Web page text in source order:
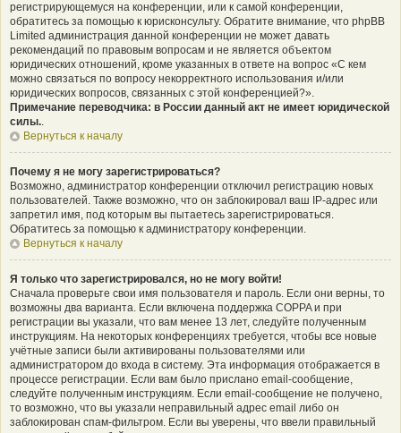
регистрирующемуся на конференции, или к самой конференции,
обратитесь за помощью к юрисконсульту. Обратите внимание, что phpBB
Limited администрация данной конференции не может давать
рекомендаций по правовым вопросам и не является объектом
юридических отношений, кроме указанных в ответе на вопрос «С кем
можно связаться по вопросу некорректного использования и/или
юридических вопросов, связанных с этой конференцией?».
Примечание переводчика: в России данный акт не имеет юридической
силы..
Вернуться к началу
Почему я не могу зарегистрироваться?
Возможно, администратор конференции отключил регистрацию новых
пользователей. Также возможно, что он заблокировал ваш IP-адрес или
запретил имя, под которым вы пытаетесь зарегистрироваться.
Обратитесь за помощью к администратору конференции.
Вернуться к началу
Я только что зарегистрировался, но не могу войти!
Сначала проверьте свои имя пользователя и пароль. Если они верны, то
возможны два варианта. Если включена поддержка COPPA и при
регистрации вы указали, что вам менее 13 лет, следуйте полученным
инструкциям. На некоторых конференциях требуется, чтобы все новые
учётные записи были активированы пользователями или
администратором до входа в систему. Эта информация отображается в
процессе регистрации. Если вам было прислано email-сообщение,
следуйте полученным инструкциям. Если email-сообщение не получено,
то возможно, что вы указали неправильный адрес email либо он
заблокирован спам-фильтром. Если вы уверены, что ввели правильный